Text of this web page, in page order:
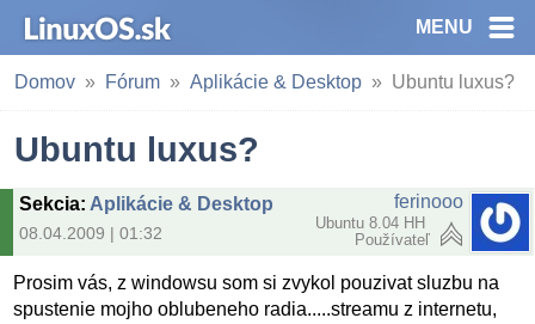
MENU
Domov Fórum Aplikácie & Desktop Ubuntu luxus?
Ubuntu luxus?
Sekcia: Aplikácie & Desktop
08.04.2009 | 01:32
ferinooo
Ubuntu 8.04 HH
Používateľ
Prosim vás, z windowsu som si zvykol pouzivat sluzbu na
spustenie mojho oblubeneho radia.....streamu z internetu,